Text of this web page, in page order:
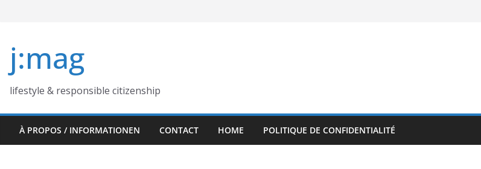
j:mag
lifestyle & responsible citizenship
À PROPOS / INFORMATIONEN CONTACT HOME POLITIQUE DE CONFIDENTIALITÉ